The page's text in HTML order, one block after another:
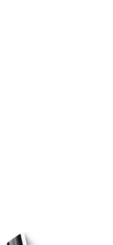
Yapımı Adaçayı
İçin Uygun Bir
ile zenginleştirilmiş